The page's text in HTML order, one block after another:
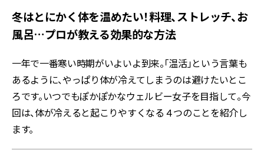
冬はとにかく体を温めたい！料理、ストレッチ、お
風呂…プロが教える効果的な方法
一年で一番寒い時期がいよいよ到来。「温活」という言葉も
あるように、やっぱり体が冷えてしまうのは避けたいとこ
ろです。いつでもぽかぽかなウェルビー女子を目指して。今
回は、体が冷えると起こりやすくなる４つのことを紹介し
ます。